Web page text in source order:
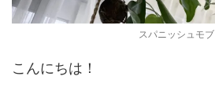
スパニッシュモブ
こんにちは！